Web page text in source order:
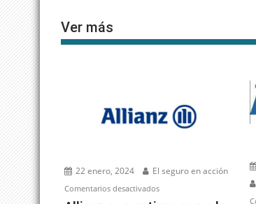
Ver más
22 enero, 2024 El seguro en acción
Comentarios desactivadosen